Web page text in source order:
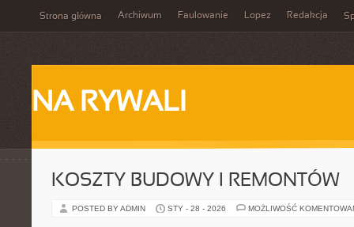
Strona główna Archiwum Faulowanie Lopez Redakcja
NA RYWALI
KOSZTY BUDOWY I REMONTÓW
POSTED BY ADMIN STY - 28 - 2026 MOŻLIWOŚĆ